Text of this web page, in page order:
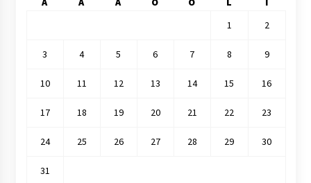
1
2
3 4 5 6 7 8 9
10 11 12 13 14 15 16
17 18 19 20 21 22 23
24 25 26 27 28 29 30
31